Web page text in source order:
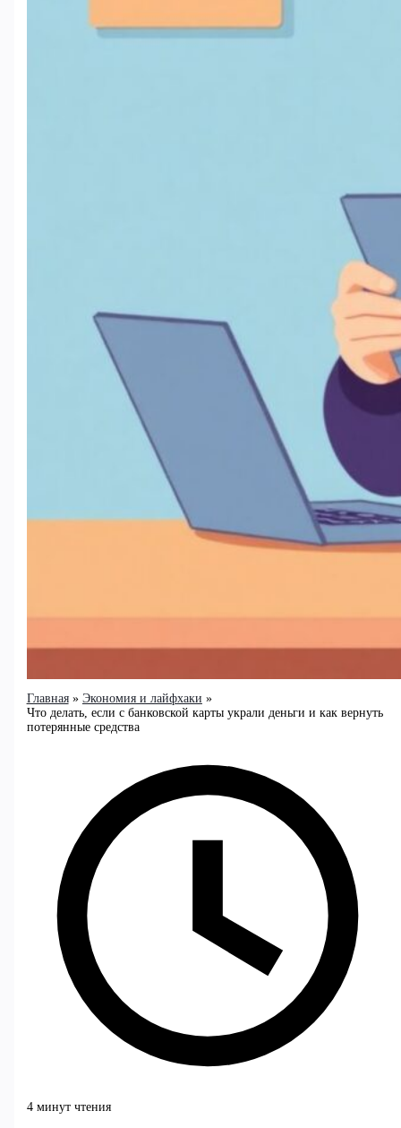
Главная
Экономия и лайфхаки
Что делать, если с банковской карты украли деньги и как вернуть
потерянные средства
4 минут чтения